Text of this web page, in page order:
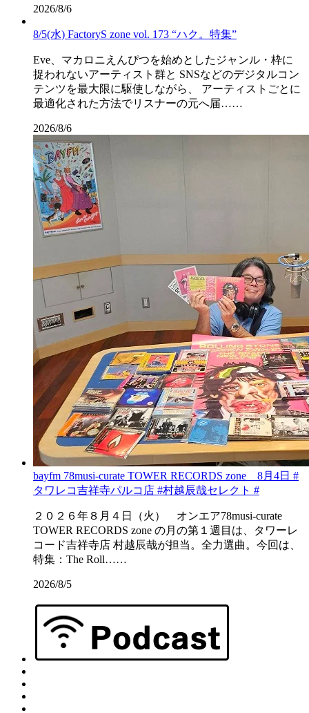
2026/8/6
8/5(水) FactoryS zone vol. 173 “ハク。特集”
Eve、マカロニえんぴつを始めとしたジャンル・枠に
捉われないアーティスト群と SNSなどのデジタルコン
テンツを最大限に駆使しながら、 アーティストごとに
最適化された方法でリスナーの元へ届……
2026/8/6
bayfm 78musi-curate TOWER RECORDS zone 8月4日 #
タワレコ吉祥寺パルコ店 #村越辰哉セレクト #
２０２６年８月４日（火） オンエア78musi-curate
TOWER RECORDS zone の月の第１週目は、タワーレ
コード吉祥寺店 村越辰哉が担当。全力選曲。今回は、
特集：The Roll……
2026/8/5